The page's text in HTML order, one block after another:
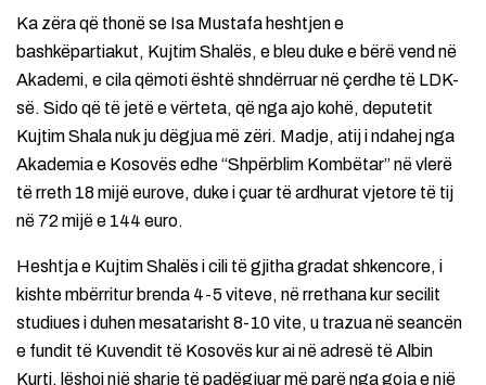
Ka zëra që thonë se Isa Mustafa heshtjen e
bashkëpartiakut, Kujtim Shalës, e bleu duke e bërë vend në
Akademi, e cila qëmoti është shndërruar në çerdhe të LDK-
së. Sido që të jetë e vërteta, që nga ajo kohë, deputetit
Kujtim Shala nuk ju dëgjua më zëri. Madje, atij i ndahej nga
Akademia e Kosovës edhe “Shpërblim Kombëtar” në vlerë
të rreth 18 mijë eurove, duke i çuar të ardhurat vjetore të tij
në 72 mijë e 144 euro.
Heshtja e Kujtim Shalës i cili të gjitha gradat shkencore, i
kishte mbërritur brenda 4-5 viteve, në rrethana kur secilit
studiues i duhen mesatarisht 8-10 vite, u trazua në seancën
e fundit të Kuvendit të Kosovës kur ai në adresë të Albin
Kurti, lëshoi një sharje të padëgjuar më parë nga goja e një